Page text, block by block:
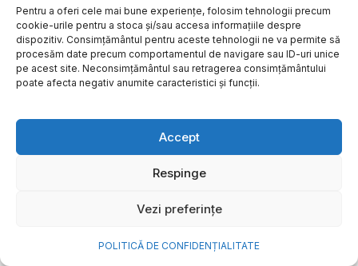
Pentru a oferi cele mai bune experiențe, folosim tehnologii precum
cookie-urile pentru a stoca și/sau accesa informațiile despre
dispozitiv. Consimțământul pentru aceste tehnologii ne va permite să
procesăm date precum comportamentul de navigare sau ID-uri unice
pe acest site. Neconsimțământul sau retragerea consimțământului
poate afecta negativ anumite caracteristici și funcții.
Accept
Respinge
Vezi preferințe
POLITICĂ DE CONFIDENȚIALITATE
frumoase amintiri ale verii într-